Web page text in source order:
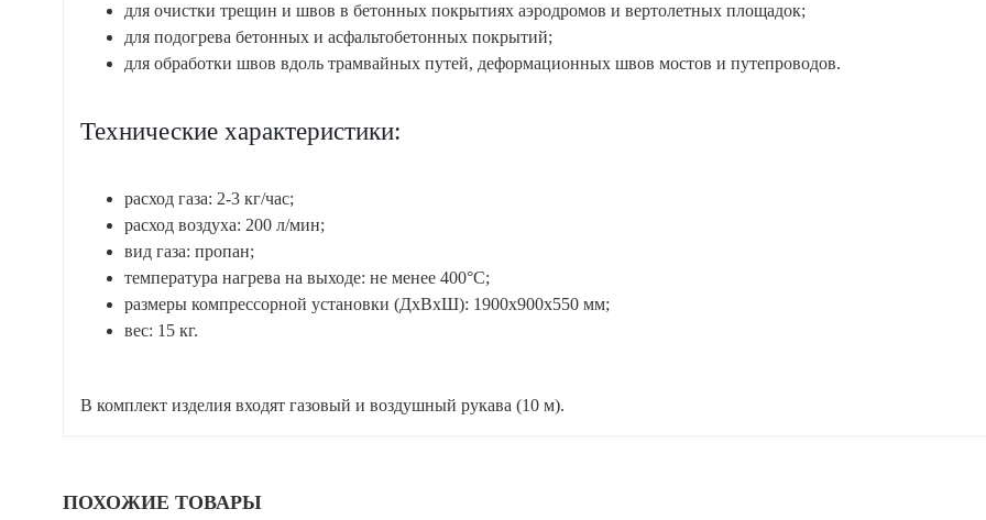
для очистки трещин и швов в бетонных покрытиях аэродромов и вертолетных площадок;
для подогрева бетонных и асфальтобетонных покрытий;
для обработки швов вдоль трамвайных путей, деформационных швов мостов и путепроводов.
Технические характеристики:
расход газа: 2-3 кг/час;
расход воздуха: 200 л/мин;
вид газа: пропан;
температура нагрева на выходе: не менее 400°С;
размеры компрессорной установки (ДхВхШ): 1900х900х550 мм;
вес: 15 кг.
В комплект изделия входят газовый и воздушный рукава (10 м).
ПОХОЖИЕ ТОВАРЫ